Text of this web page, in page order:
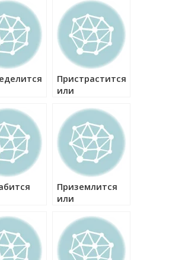
Пристрастится
или
как правильно?
Приземлится
или
как правильно?